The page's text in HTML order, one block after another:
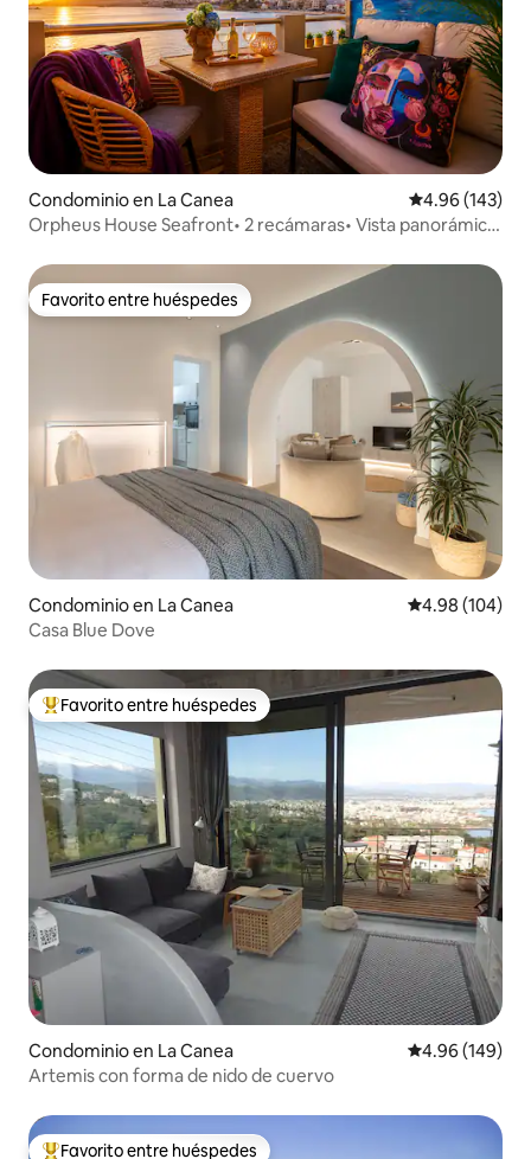
Condominio en La Canea Calificación
4.96 (143)
Orpheus House Seafront• 2 recámaras• Vista panorámica
Favorito entre huéspedes
Favorito entre huéspedes
Condominio en La Canea Calificación
4.98 (104)
Casa Blue Dove
De los mejores en Favorito entre huéspedes
Favorito entre huéspedes
Condominio en La Canea Calificación
4.96 (149)
Artemis con forma de nido de cuervo
Favorito entre huéspedes